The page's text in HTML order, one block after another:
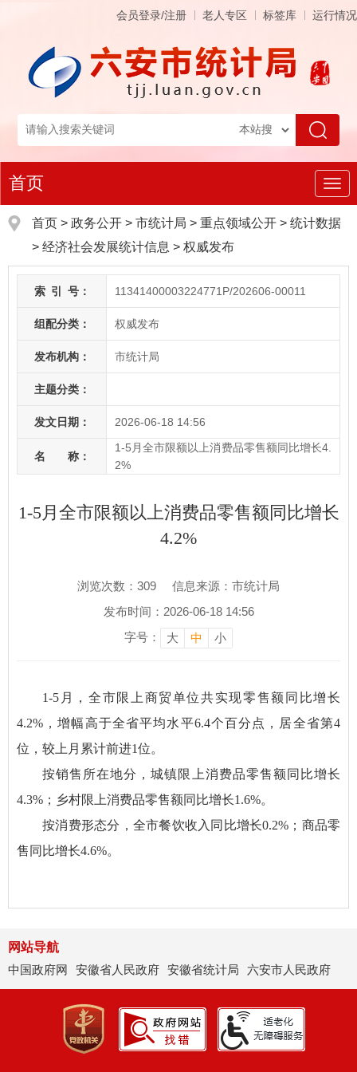
会员登录/注册 老人专区 标签库 运行情况
导
航
首页
首页 > 政务公开 > 市统计局 > 重点领域公开 > 统计数据
> 经济社会发展统计信息 > 权威发布
索 引 号： 11341400003224771P/202606-00011
组配分类： 权威发布
发布机构： 市统计局
主题分类：
发文日期： 2026-06-18 14:56
名 称：
1-5月全市限额以上消费品零售额同比增长4.
2%
1-5月全市限额以上消费品零售额同比增长
4.2%
浏览次数： 309
信息来源：市统计局
发布时间：2026-06-18 14:56
字号：
大 中 小
1-5月，全市限上商贸单位共实现零售额同比增长
4.2%，增幅高于全省平均水平6.4个百分点，居全省第4
位，较上月累计前进1位。
按销售所在地分，城镇限上消费品零售额同比增长
4.3%；乡村限上消费品零售额同比增长1.6%。
按消费形态分，全市餐饮收入同比增长0.2%；商品零
售同比增长4.6%。
网站导航
中国政府网
安徽省人民政府 安徽省统计局 六安市人民政府